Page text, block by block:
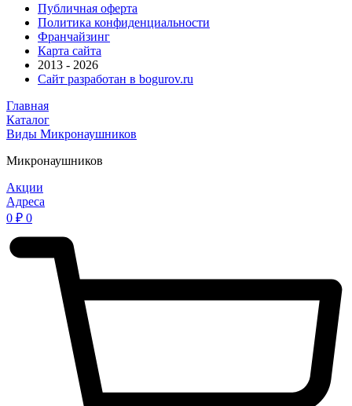
Публичная оферта
Политика конфиденциальности
Франчайзинг
Карта сайта
2013 - 2026
Сайт разработан в bogurov.ru
Главная
Каталог
Виды Микронаушников
Микронаушников
Акции
Адреса
0 ₽ 0